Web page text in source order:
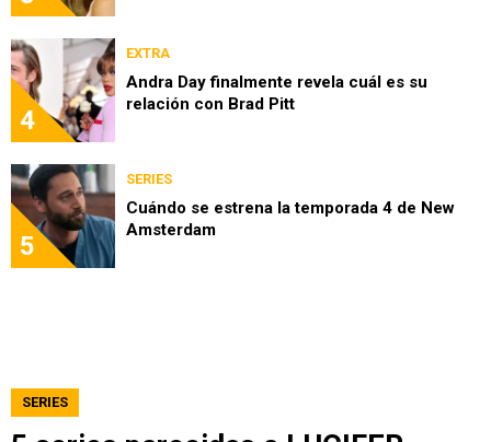
4
EXTRA
Andra Day finalmente revela cuál es su
relación con Brad Pitt
5
SERIES
Cuándo se estrena la temporada 4 de New
Amsterdam
SERIES